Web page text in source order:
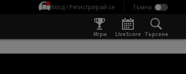
Вход / Регистрирай се
Игри LiveScore Търсене